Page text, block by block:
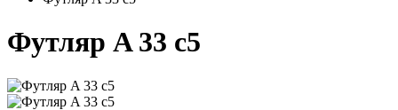
Футляр A 33 c5